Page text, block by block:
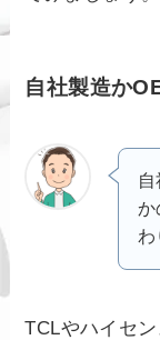
自社製造か
か
わ
TCLやハイセ